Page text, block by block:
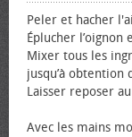
Peler et hacher
Éplucher l’oignon
Mixer tous les
jusqu’à obtention
Laisser reposer
Avec les mains